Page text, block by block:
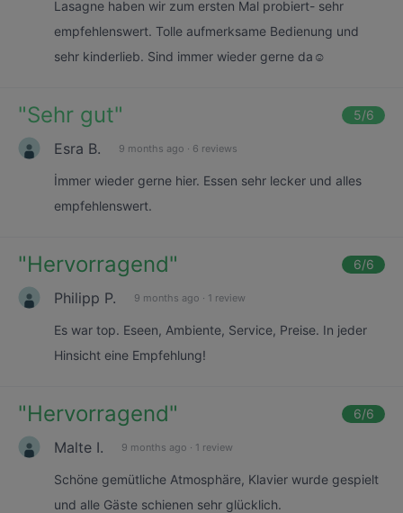
Lasagne haben wir zum ersten Mal probiert- sehr
empfehlenswert. Tolle aufmerksame Bedienung und
sehr kinderlieb. Sind immer wieder gerne da☺️
"Sehr gut" 5/6
Esra B. 9 months ago · 6 reviews
İmmer wieder gerne hier. Essen sehr lecker und alles
empfehlenswert.
"Hervorragend" 6/6
Philipp P. 9 months ago · 1 review
Es war top. Eseen, Ambiente, Service, Preise. In jeder
Hinsicht eine Empfehlung!
"Hervorragend" 6/6
Malte I. 9 months ago · 1 review
Schöne gemütliche Atmosphäre, Klavier wurde gespielt
und alle Gäste schienen sehr glücklich.